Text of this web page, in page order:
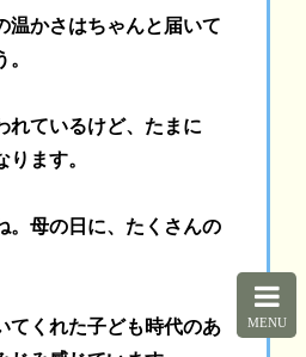
温かさはちゃんと届いて
れているけど、たまに
ります。
。母の日に、たくさんの
てくれた子ども時代のあ
MENU